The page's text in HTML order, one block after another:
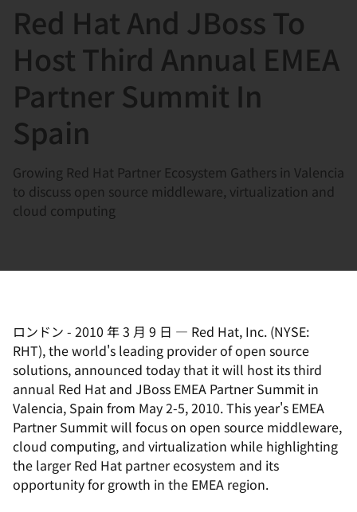
だ
い
Red Hat And JBoss To
Host Third Annual EMEA
Partner Summit In
Spain
Growing Red Hat Partner Ecosystem Gathers in Valencia
to discuss open source middleware, virtualization and
cloud computing
ロンドン - 2010 年 3 月 9 日 — Red Hat, Inc. (NYSE:
RHT), the world's leading provider of open source
solutions, announced today that it will host its third
annual Red Hat and JBoss EMEA Partner Summit in
Valencia, Spain from May 2-5, 2010. This year's EMEA
Partner Summit will focus on open source middleware,
cloud computing, and virtualization while highlighting
the larger Red Hat partner ecosystem and its
opportunity for growth in the EMEA region.